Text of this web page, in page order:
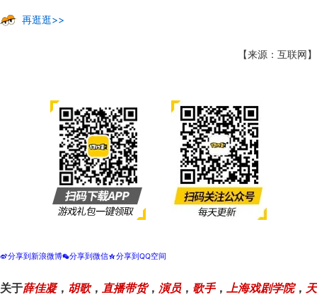
再逛逛>>
【来源：互联网】
t分享到新浪微博w分享到微信z分享到QQ空间
关于薛佳凝， 胡歌， 直播带货， 演员， 歌手， 上海戏剧学院， 天